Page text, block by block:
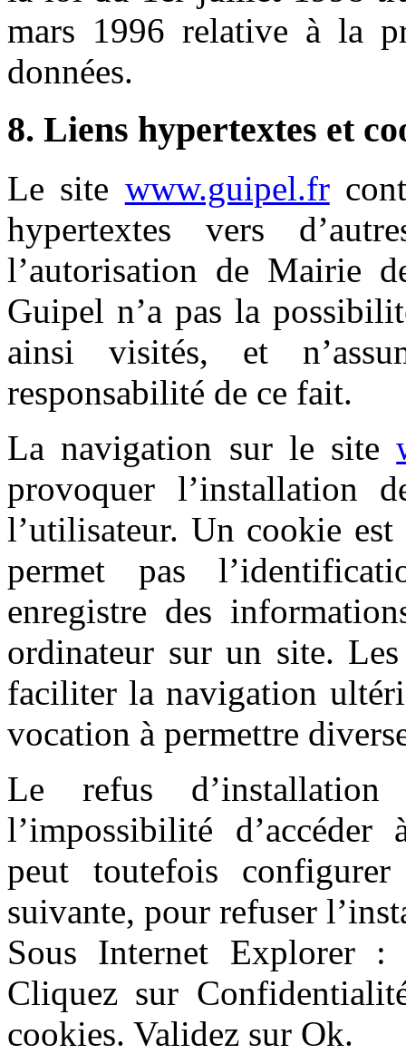
mars 1996 relative à la
données.
8. Liens hypertextes et
Le site www.guipel.fr
hypertextes vers
l’autorisation de Mairie
Guipel n’a pas la
ainsi visités, et
responsabilité de ce fait.
La navigation sur le site
provoquer l’installation
l’utilisateur. Un cookie
permet pas
enregistre des
ordinateur sur un site.
faciliter la navigation
vocation à permettre
Le refus
l’impossibilité d’accéder
peut toutefois
suivante, pour refuser
Sous Internet Explorer
Cliquez sur
cookies. Validez sur Ok.